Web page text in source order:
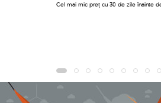
Cel mai mic preț cu 30 de zile înainte